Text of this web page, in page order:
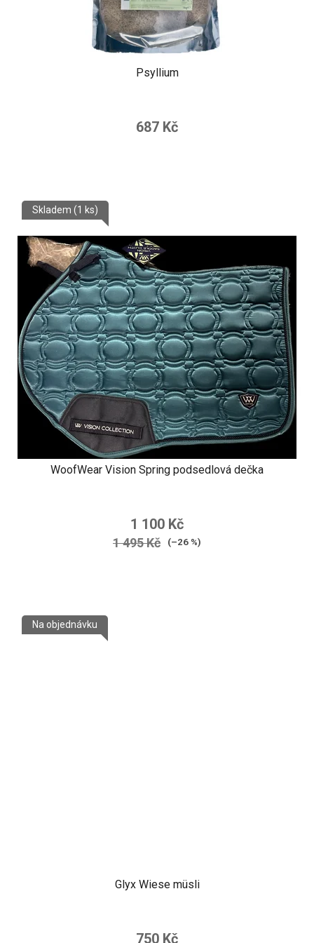
Psyllium
687 Kč
WoofWear Vision Spring podsedlová dečka
Skladem (1 ks)
1 100 Kč
1 495 Kč (–26 %)
Glyx Wiese müsli
Na objednávku
750 Kč